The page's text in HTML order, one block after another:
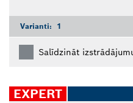
Varianti: 1
Salīdzināt
EXPERT